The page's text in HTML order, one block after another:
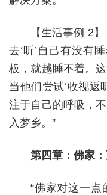
【生活事例 2
去‘听’自己有没有
板，就越睡不着。
当他们尝试‘收视返
注于自己的呼吸，
入梦乡。”
第四章：佛家
“佛家对这一点